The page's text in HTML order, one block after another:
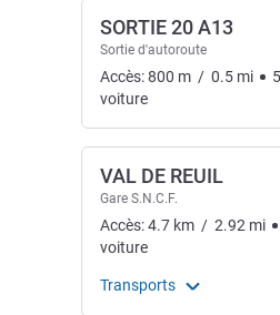
SORTIE 20 A13
Sortie d'autoroute
Accès:800 m / 0.5 mi 5
voiture
VAL DE REUIL
Gare S.N.C.F.
Accès:4.7 km / 2.92 mi
voiture
Transports